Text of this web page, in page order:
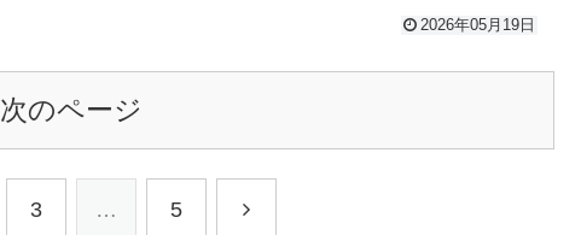
2026年05月19日
次のページ
3 … 5